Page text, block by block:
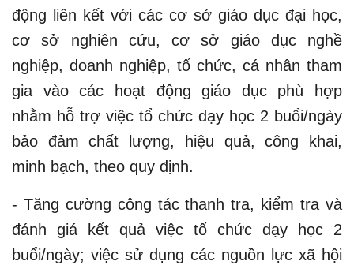
động liên kết với các cơ sở giáo dục đại học,
cơ sở nghiên cứu, cơ sở giáo dục nghề
nghiệp, doanh nghiệp, tổ chức, cá nhân tham
gia vào các hoạt động giáo dục phù hợp
nhằm hỗ trợ việc tổ chức dạy học 2 buổi/ngày
bảo đảm chất lượng, hiệu quả, công khai,
minh bạch, theo quy định.
- Tăng cường công tác thanh tra, kiểm tra và
đánh giá kết quả việc tổ chức dạy học 2
buổi/ngày; việc sử dụng các nguồn lực xã hội